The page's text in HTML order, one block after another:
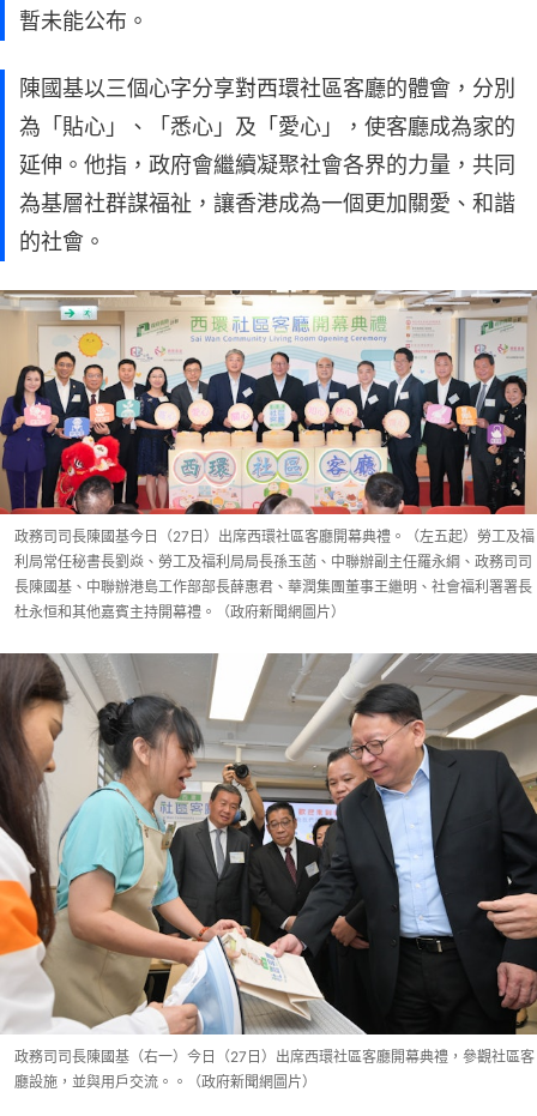
暫未能公布。
陳國基以三個心字分享對西環社區客廳的體會，分別
為「貼心」、「悉心」及「愛心」，使客廳成為家的
延伸。他指，政府會繼續凝聚社會各界的力量，共同
為基層社群謀福祉，讓香港成為一個更加關愛、和諧
的社會。
政務司司長陳國基今日（27日）出席西環社區客廳開幕典禮。（左五起）勞工及福
利局常任秘書長劉焱、勞工及福利局局長孫玉菡、中聯辦副主任羅永綱、政務司司
長陳國基、中聯辦港島工作部部長薛惠君、華潤集團董事王繼明、社會福利署署長
杜永恒和其他嘉賓主持開幕禮。（政府新聞網圖片）
政務司司長陳國基（右一）今日（27日）出席西環社區客廳開幕典禮，參觀社區客
廳設施，並與用戶交流。。（政府新聞網圖片）